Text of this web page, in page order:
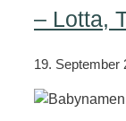
– Lotta,
19. September